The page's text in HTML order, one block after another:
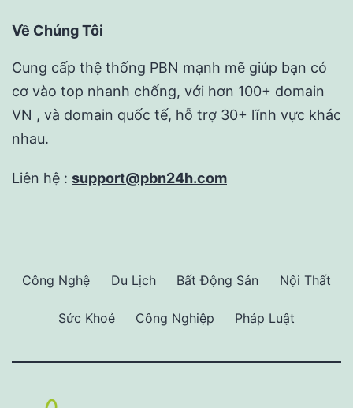
Về Chúng Tôi
Cung cấp thệ thống PBN mạnh mẽ giúp bạn có
cơ vào top nhanh chống, với hơn 100+ domain
VN , và domain quốc tế, hỗ trợ 30+ lĩnh vực khác
nhau.
Liên hệ : support@pbn24h.com
Công Nghệ Du Lịch Bất Động Sản Nội Thất
Sức Khoẻ Công Nghiệp Pháp Luật